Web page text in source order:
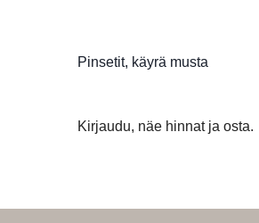
Pinsetit, käyrä musta
Kirjaudu, näe hinnat ja osta.